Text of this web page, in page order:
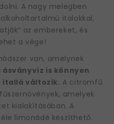
A nagy melegben
italokkal,
az embereket, és
a vége!
van, amelynek
ásványvíz is könnyen
itallá változik. A citromfű
amelyek
kialakításában. A
limonádé készíthető.